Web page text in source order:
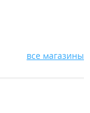
все магазины